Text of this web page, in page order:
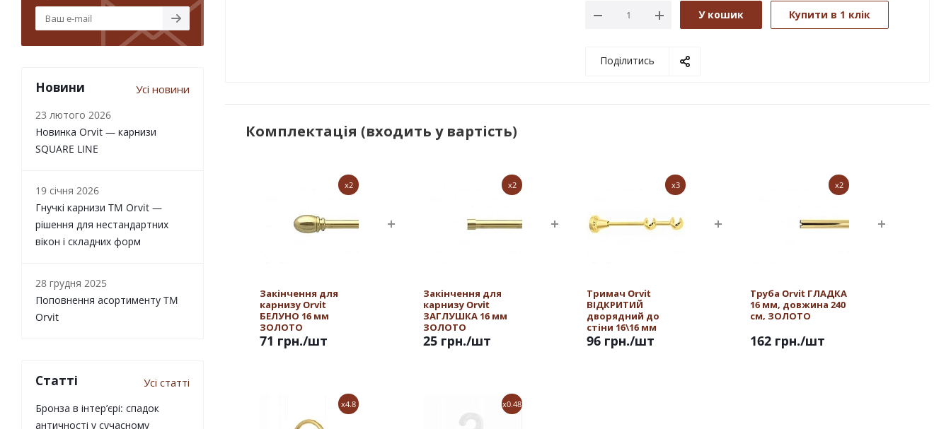
У кошик Купити в 1 клік
Поділитись
Комплектація (входить у вартість)
x2
Закінчення для
карнизу Orvit
БЕЛУНО 16 мм
ЗОЛОТО
71 грн./шт
x2
Закінчення для
карнизу Orvit
ЗАГЛУШКА 16 мм
ЗОЛОТО
25 грн./шт
x3
Тримач Orvit
ВІДКРИТИЙ
дворядний до
стіни 16\16 мм
ЗОЛОТО
96 грн./шт
x2
Труба Orvit ГЛАДКА
16 мм, довжина 240
см, ЗОЛОТО
162 грн./шт
x4.8 x0.48
Новини Усі новини
23 лютого 2026
Новинка Orvit — карнизи
SQUARE LINE
19 січня 2026
Гнучкі карнизи TM Orvit —
рішення для нестандартних
вікон і складних форм
28 грудня 2025
Поповнення асортименту TM
Orvit
Статті Усі статті
Бронза в інтер’єрі: спадок
античності у сучасному